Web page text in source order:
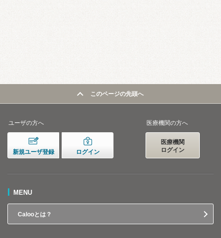
このページの先頭へ
ユーザの方へ
新規ユーザ登録 ログイン
医療機関の方へ
医療機関
ログイン
MENU
Calooとは？